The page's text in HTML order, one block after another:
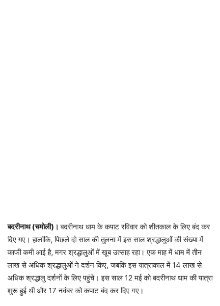
बदरीनाथ (चमोली)।बदरीनाथ धाम के कपाट रविवार को शीतकाल के लिए बंद कर
दिए गए। हालांकि, पिछले दो साल की तुलना में इस साल श्रद्धालुओं की संख्या में
काफी कमी आई है, मगर श्रद्धालुओं में खूब उत्साह रहा। एक माह में धाम में तीन
लाख से अधिक श्रद्धालुओं ने दर्शन किए, जबकि इस यात्राकाल में 14 लाख से
अधिक श्रद्धालु दर्शनों के लिए पहुंचे। इस साल 12 मई को बदरीनाथ धाम की यात्रा
शुरू हुई थी और 17 नवंबर को कपाट बंद कर दिए गए।